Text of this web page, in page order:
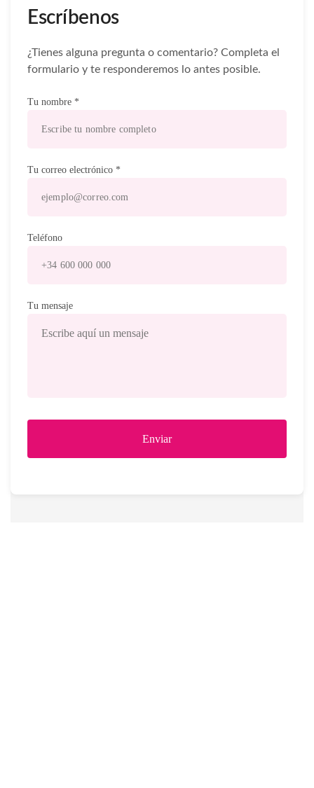
Escríbenos
¿Tienes alguna pregunta o comentario? Completa el
formulario y te responderemos lo antes posible.
Tu nombre *
Tu correo electrónico *
Teléfono
Tu mensaje